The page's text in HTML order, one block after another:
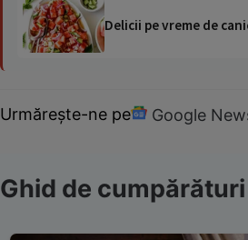
Delicii pe vreme de
Urmărește-ne pe Google
Ghid de cumpărături